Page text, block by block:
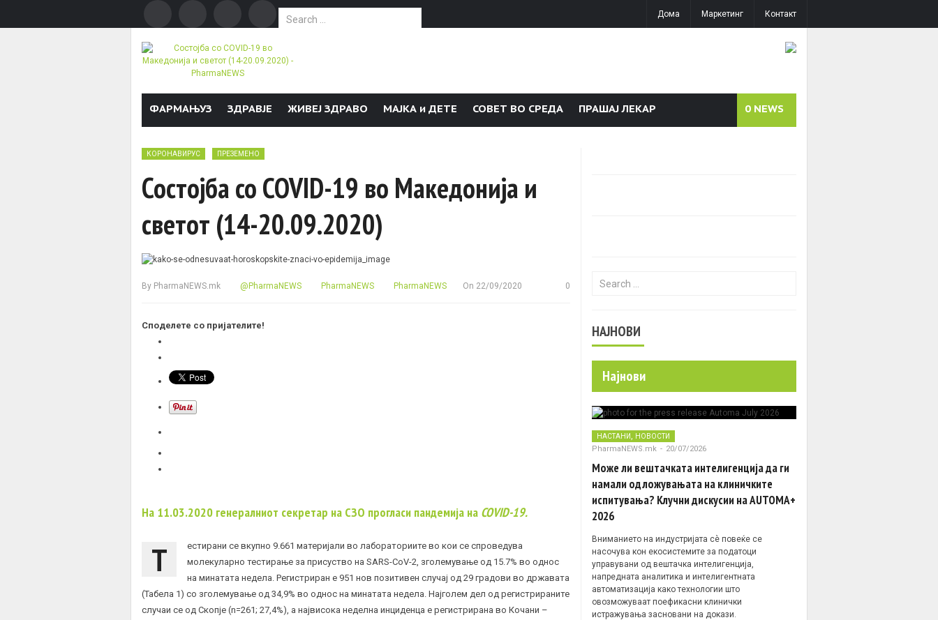
Search for:
Дома Маркетинг Контакт
ФАРМАЊУЗ ЗДРАВЈЕ ЖИВЕЈ ЗДРАВО МАЈКА и ДЕТЕ СОВЕТ ВО СРЕДА ПРАШАЈ ЛЕКАР 0 NEWS
КОРОНАВИРУС ПРЕЗЕМЕНО
Состојба со COVID-19 во Македонија и
светот (14-20.09.2020)
By PharmaNEWS.mk @PharmaNEWS PharmaNEWS PharmaNEWS On 22/09/2020 0
Споделете со пријателите!
На 11.03.2020 генералниот секретар на СЗО прогласи пандемија на COVID-19.
Т
естирани се вкупно 9.661 материјали во лабораториите во кои се спроведува
молекуларно тестирање за присуство на SARS-CoV-2, зголемување од 15.7% во однос
на минатата недела. Регистриран e 951 нов позитивен случај од 29 градови во државата
(Табела 1) со зголемување од 34,9% во однос на минатата недела. Најголем дел од регистрираните
случаи се од Скопје (n=261; 27,4%), а највисока неделна инциденца е регистрирана во Кочани –
Search for:
НАЈНОВИ
Најнови
НАСТАНИ , НОВОСТИ
PharmaNEWS.mk - 20/07/2026
Може ли вештачката интелигенција да ги
намали одложувањата на клиничките
испитувања? Клучни дискусии на AUTOMA+
2026
Вниманието на индустријата сè повеќе се
насочува кон екосистемите за податоци
управувани од вештачка интелигенција,
напредната аналитика и интелигентната
автоматизација како технологии што
овозможуваат поефикасни клинички
истражувања засновани на докази.